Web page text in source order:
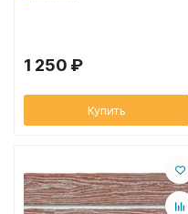
1 250 ₽
Купить